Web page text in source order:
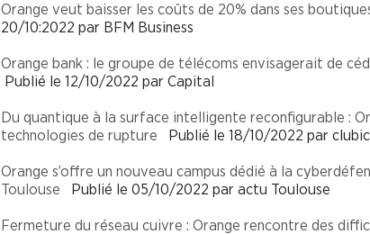
Orange veut baisser les coûts de 20% dans ses
20/10:2022 par BFM Business
Orange bank : le groupe de télécoms envisagerait de
Publié le 12/10/2022 par Capital
Du quantique à la surface intelligente reconfigurable :
technologies de rupture Publié le 18/10/2022 par
Orange s’offre un nouveau campus dédié à la
Toulouse Publié le 05/10/2022 par actu Toulouse
Fermeture du réseau cuivre : Orange rencontre des